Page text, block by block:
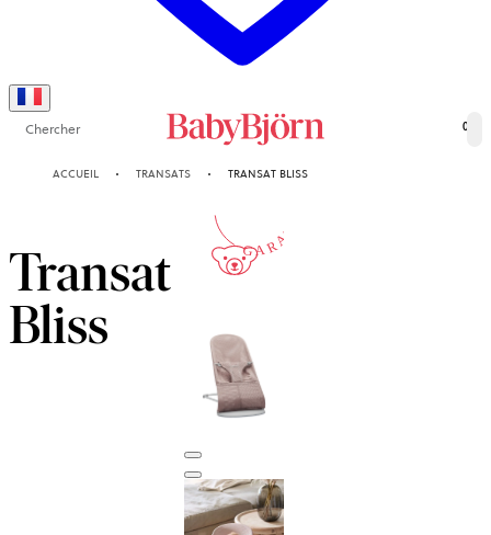
Chercher 0
ACCUEIL TRANSATS TRANSAT BLISS
Transat
Bliss
10-ANS
GARANTIE